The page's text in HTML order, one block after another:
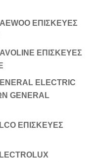
ΕΠΙΣΚΕΥΕΣ
ΕΠΙΣΚΕΥΕΣ
ELECTRIC
GENERAL
ΕΠΙΣΚΕΥΕΣ